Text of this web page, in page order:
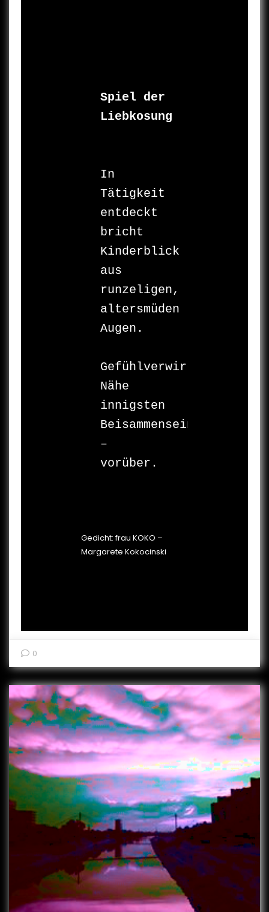
Spiel der
Liebkosung
In
Tätigkeit
entdeckt
bricht
Kinderblick
aus
runzeligen,
altersmüden
Augen.
Gefühlverwirrte
Nähe
innigsten
Beisammenseins
–
vorüber.
Gedicht: frau KOKO –
Margarete Kokocinski
0